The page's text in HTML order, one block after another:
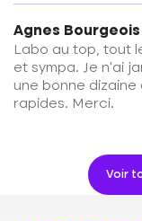
Agnes Bourgeois
Labo au top, tout
et sympa. Je n'ai
une bonne
rapides. Merci.
Voir